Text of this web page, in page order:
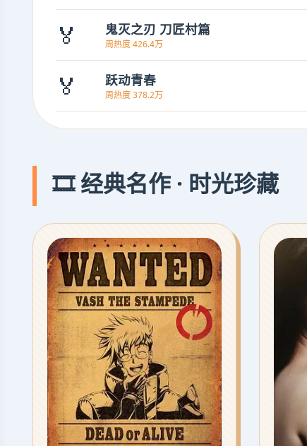
🏅 鬼灭之刃 刀匠村篇
周热度 426.4万
🏅 跃动青春
周热度 378.2万
🎞️ 经典名作 · 时光珍藏